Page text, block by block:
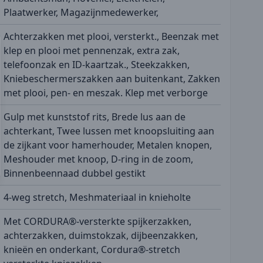
Plaatwerker, Magazijnmedewerker,
Achterzakken met plooi, versterkt., Beenzak met
klep en plooi met pennenzak, extra zak,
telefoonzak en ID-kaartzak., Steekzakken,
Kniebeschermerszakken aan buitenkant, Zakken
met plooi, pen- en meszak. Klep met verborge
Gulp met kunststof rits, Brede lus aan de
achterkant, Twee lussen met knoopsluiting aan
de zijkant voor hamerhouder, Metalen knopen,
Meshouder met knoop, D-ring in de zoom,
Binnenbeennaad dubbel gestikt
4-weg stretch, Meshmateriaal in knieholte
Met CORDURA®-versterkte spijkerzakken,
achterzakken, duimstokzak, dijbeenzakken,
knieën en onderkant, Cordura®-stretch